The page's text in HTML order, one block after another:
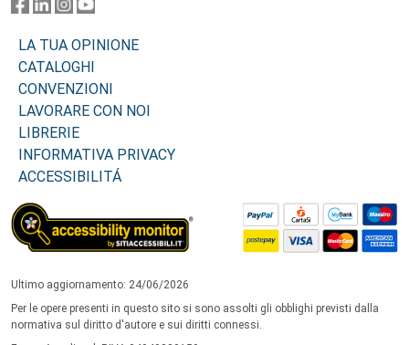
LA TUA OPINIONE
CATALOGHI
CONVENZIONI
LAVORARE CON NOI
LIBRERIE
INFORMATIVA PRIVACY
ACCESSIBILITÁ
Ultimo aggiornamento: 24/06/2026
Per le opere presenti in questo sito si sono assolti gli obblighi previsti dalla
normativa sul diritto d'autore e sui diritti connessi.